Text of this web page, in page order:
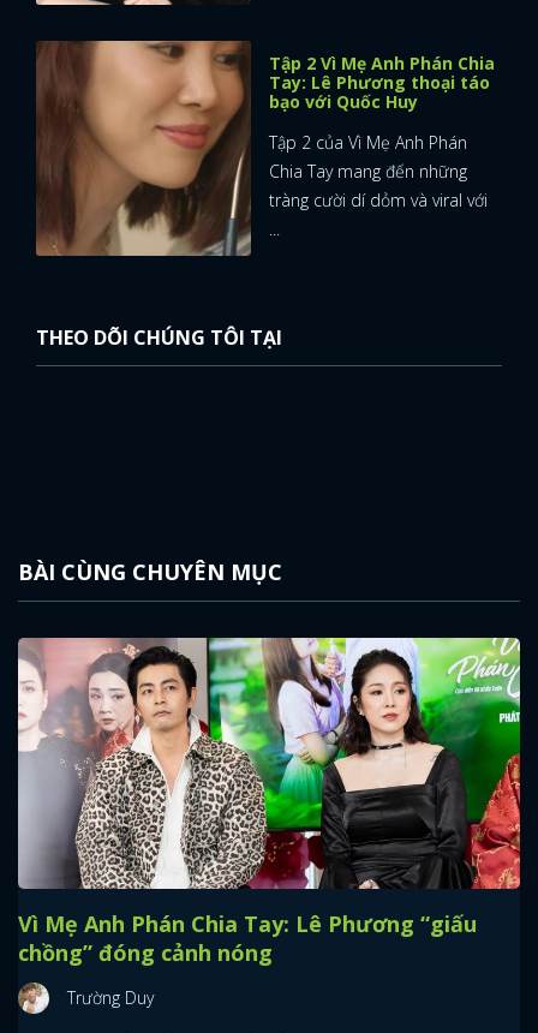
Tập 2 Vì Mẹ Anh Phán Chia
Tay: Lê Phương thoại táo
bạo với Quốc Huy
Tập 2 của Vì Mẹ Anh Phán
Chia Tay mang đến những
tràng cười dí dỏm và viral với
...
THEO DÕI CHÚNG TÔI TẠI
BÀI CÙNG CHUYÊN MỤC
Vì Mẹ Anh Phán Chia Tay: Lê Phương “giấu
chồng” đóng cảnh nóng
Trường Duy